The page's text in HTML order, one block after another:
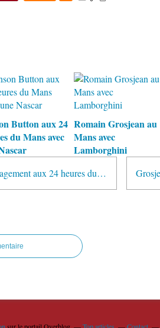
Button aux 24
du Mans avec
Romain Grosjean au
Mans avec
Lamborghini
Toyota maintient son engagement aux 24 heures du Mans